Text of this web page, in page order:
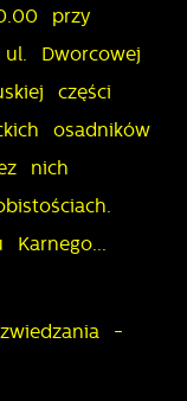
przy
Dworcowej
części
osadników
nich
Karnego...
-